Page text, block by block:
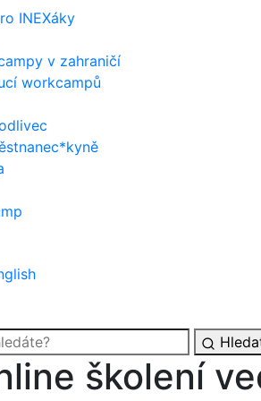
INEXáky
v zahraničí
workcampů
školení